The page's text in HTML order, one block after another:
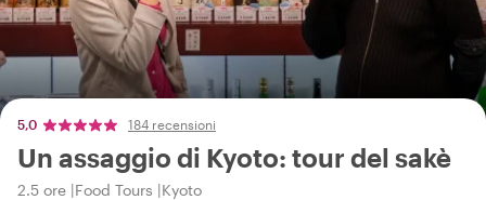
5,0 184 recensioni
Un assaggio di Kyoto: tour del sakè
2.5 ore Food Tours Kyoto